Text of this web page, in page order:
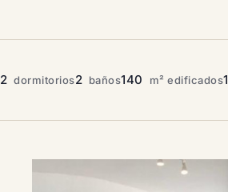
2 dormitorios2 baños140 m² edificados